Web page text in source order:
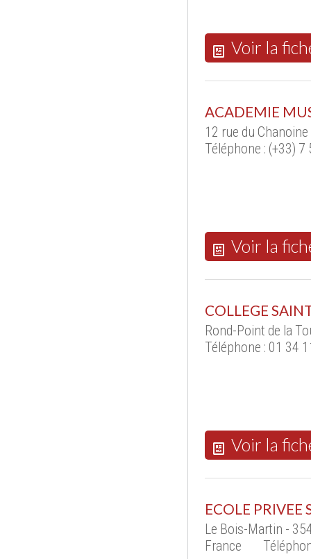
Voir la
ACADEMIE
12 rue du
Téléphone : (+33)
Voir la
COLLEGE
Rond-Point de la
Téléphone : 01 34
Voir la
ECOLE
Le Bois-Martin -
France